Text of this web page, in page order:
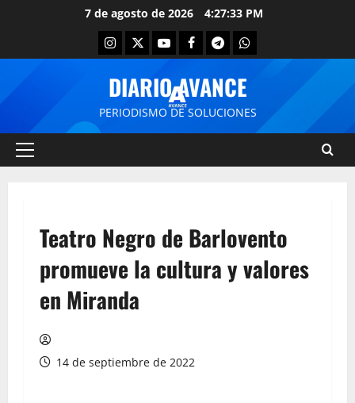
7 de agosto de 2026 4:27:33 PM
DIARIO AVANCE
PERIODISMO DE SOLUCIONES
Teatro Negro de Barlovento
promueve la cultura y valores
en Miranda
14 de septiembre de 2022